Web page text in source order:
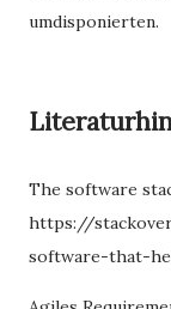
umdisponierten.
The software
https://
software-that-